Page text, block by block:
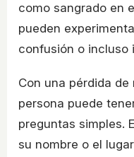
como sangrado en
pueden
confusión o incluso
Con una pérdida
persona puede
preguntas simples.
su nombre o el